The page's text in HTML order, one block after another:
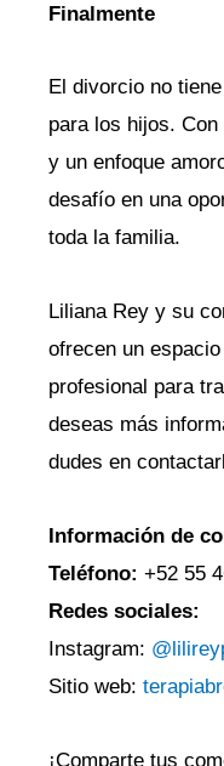
Finalmente
El divorcio no
para los hijos.
y un enfoque
desafío en una
toda la familia.
Liliana Rey y su
ofrecen un
profesional para
deseas más
dudes en
Información de
Teléfono: +52 55
Redes sociales:
Instagram:
Sitio web:
¡Comparte tus